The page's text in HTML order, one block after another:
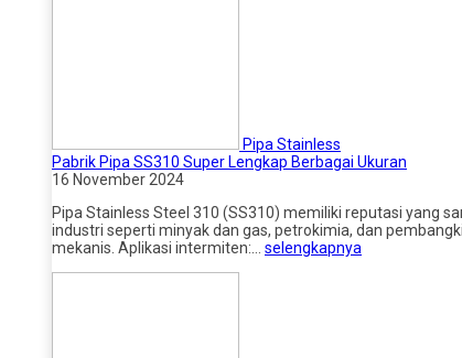
Pipa Stainless
Pabrik Pipa SS310 Super Lengkap Berbagai Ukuran
16 November 2024
Pipa Stainless Steel 310 (SS310) memiliki reputasi yang
industri seperti minyak dan gas, petrokimia, dan
mekanis. Aplikasi intermiten:… selengkapnya